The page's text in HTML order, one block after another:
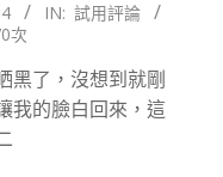
IN: 試用評論
次
黑了，沒想到就剛
我的臉白回來，這